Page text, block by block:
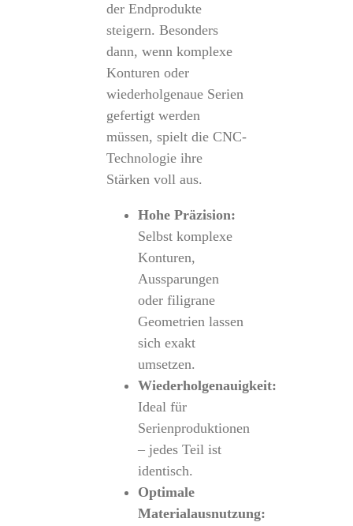
der Endprodukte
steigern. Besonders
dann, wenn komplexe
Konturen oder
wiederholgenaue Serien
gefertigt werden
müssen, spielt die CNC-
Technologie ihre
Stärken voll aus.
Hohe Präzision:
Selbst komplexe
Konturen,
Aussparungen
oder filigrane
Geometrien lassen
sich exakt
umsetzen.
Wiederholgenauigkeit:
Ideal für
Serienproduktionen
– jedes Teil ist
identisch.
Optimale
Materialausnutzung: